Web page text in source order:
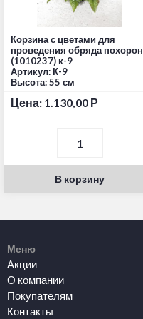
Корзина с цветами для
проведения обряда похорон
(1010237) к-9
Артикул: К-9
Высота: 55 см
Цена: 1.130,00 Р
В корзину
Меню
Акции
О компании
Покупателям
Контакты